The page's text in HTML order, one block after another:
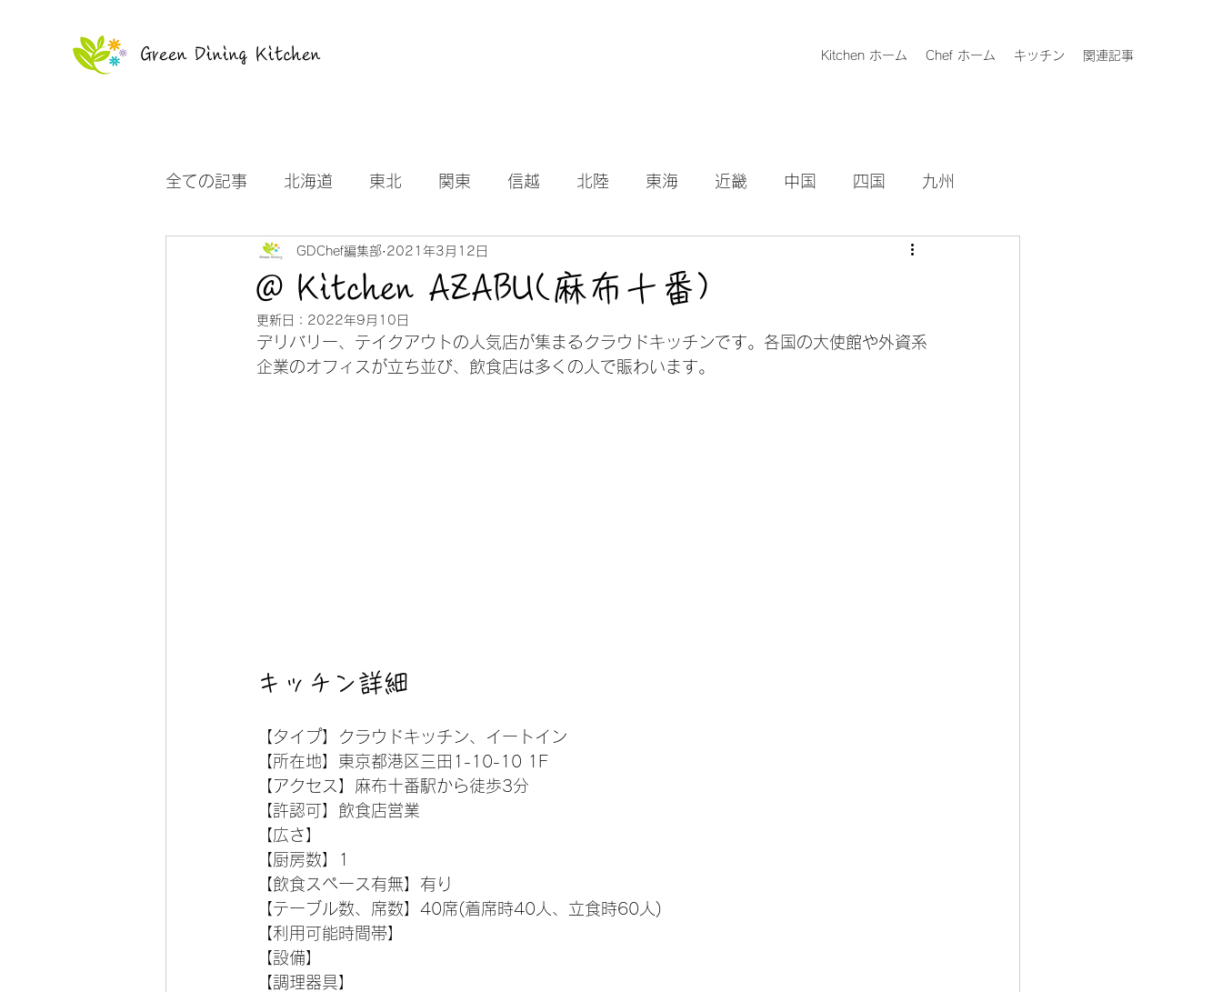
Green Dining Kitchen Kitchen ホーム Chef ホーム キッチン 関連記事
全ての記事 北海道 東北 関東 信越 北陸 東海 近畿 中国 四国 九州
お知らせ
@ Kitchen AZABU(麻布十番)
GDChef編集部 2021年3月12日
更新日： 2022年9月10日
デリバリー、テイクアウトの人気店が集まるクラウドキッチンです。各国の大使館や外資系
企業のオフィスが立ち並び、飲食店は多くの人で賑わいます。
キッチン詳細
【タイプ】クラウドキッチン、イートイン
【所在地】東京都港区三田1-10-10 1F
【アクセス】麻布十番駅から徒歩3分
【許認可】飲食店営業
【広さ】
【厨房数】1
【飲食スペース有無】有り
【テーブル数、席数】40席(着席時40人、立食時60人)
【利用可能時間帯】
【設備】
【調理器具】